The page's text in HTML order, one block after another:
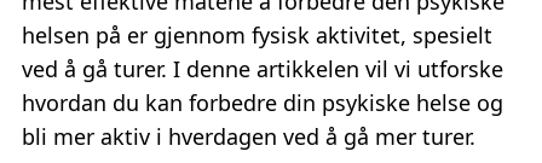
helsen på er gjennom fysisk aktivitet, spesielt
ved å gå turer. I denne artikkelen vil vi utforske
hvordan du kan forbedre din psykiske helse og
bli mer aktiv i hverdagen ved å gå mer turer.